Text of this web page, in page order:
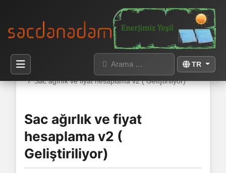
Dilinizi seçin
TR
Arama
Buradasınız:
Sac ağırlık ve fiyat hesaplama v2 ( Geliştiriliyor)
Sac ağırlık ve fiyat
hesaplama v2 (
Geliştiriliyor)